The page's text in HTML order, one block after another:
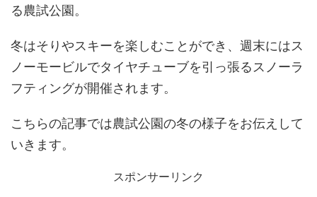
る農試公園。
冬はそりやスキーを楽しむことができ、週末にはス
ノーモービルでタイヤチューブを引っ張るスノーラ
フティングが開催されます。
こちらの記事では農試公園の冬の様子をお伝えして
いきます。
スポンサーリンク